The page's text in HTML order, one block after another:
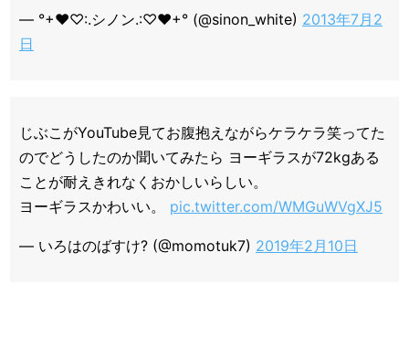
— °+♥♡:.シノン.:♡♥+° (@sinon_white) 2013年7月2
日
じぶこがYouTube見てお腹抱えながらケラケラ笑ってた
のでどうしたのか聞いてみたら ヨーギラスが72kgある
ことが耐えきれなくおかしいらしい。
ヨーギラスかわいい。 pic.twitter.com/WMGuWVgXJ5
— いろはのばすけ? (@momotuk7) 2019年2月10日